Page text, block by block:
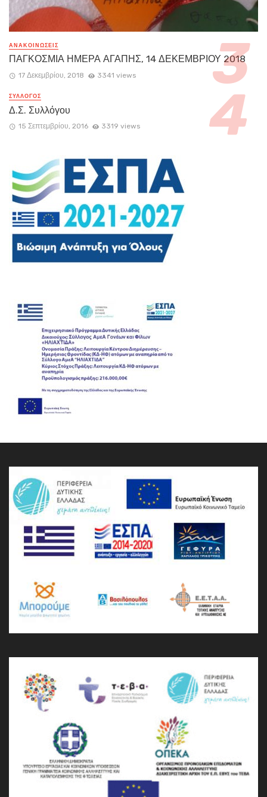
ΑΝΑΚΟΙΝΏΣΕΙΣ
ΠΑΓΚΟΣΜΙΑ ΗΜΕΡΑ ΑΓΑΠΗΣ, 14 ΔΕΚΕΜΒΡΙΟΥ 2018
17 Δεκεμβρίου, 2018 3341 views
ΣΥΛΛΟΓΟΣ
Δ.Σ. Συλλόγου
15 Σεπτεμβρίου, 2016 3319 views